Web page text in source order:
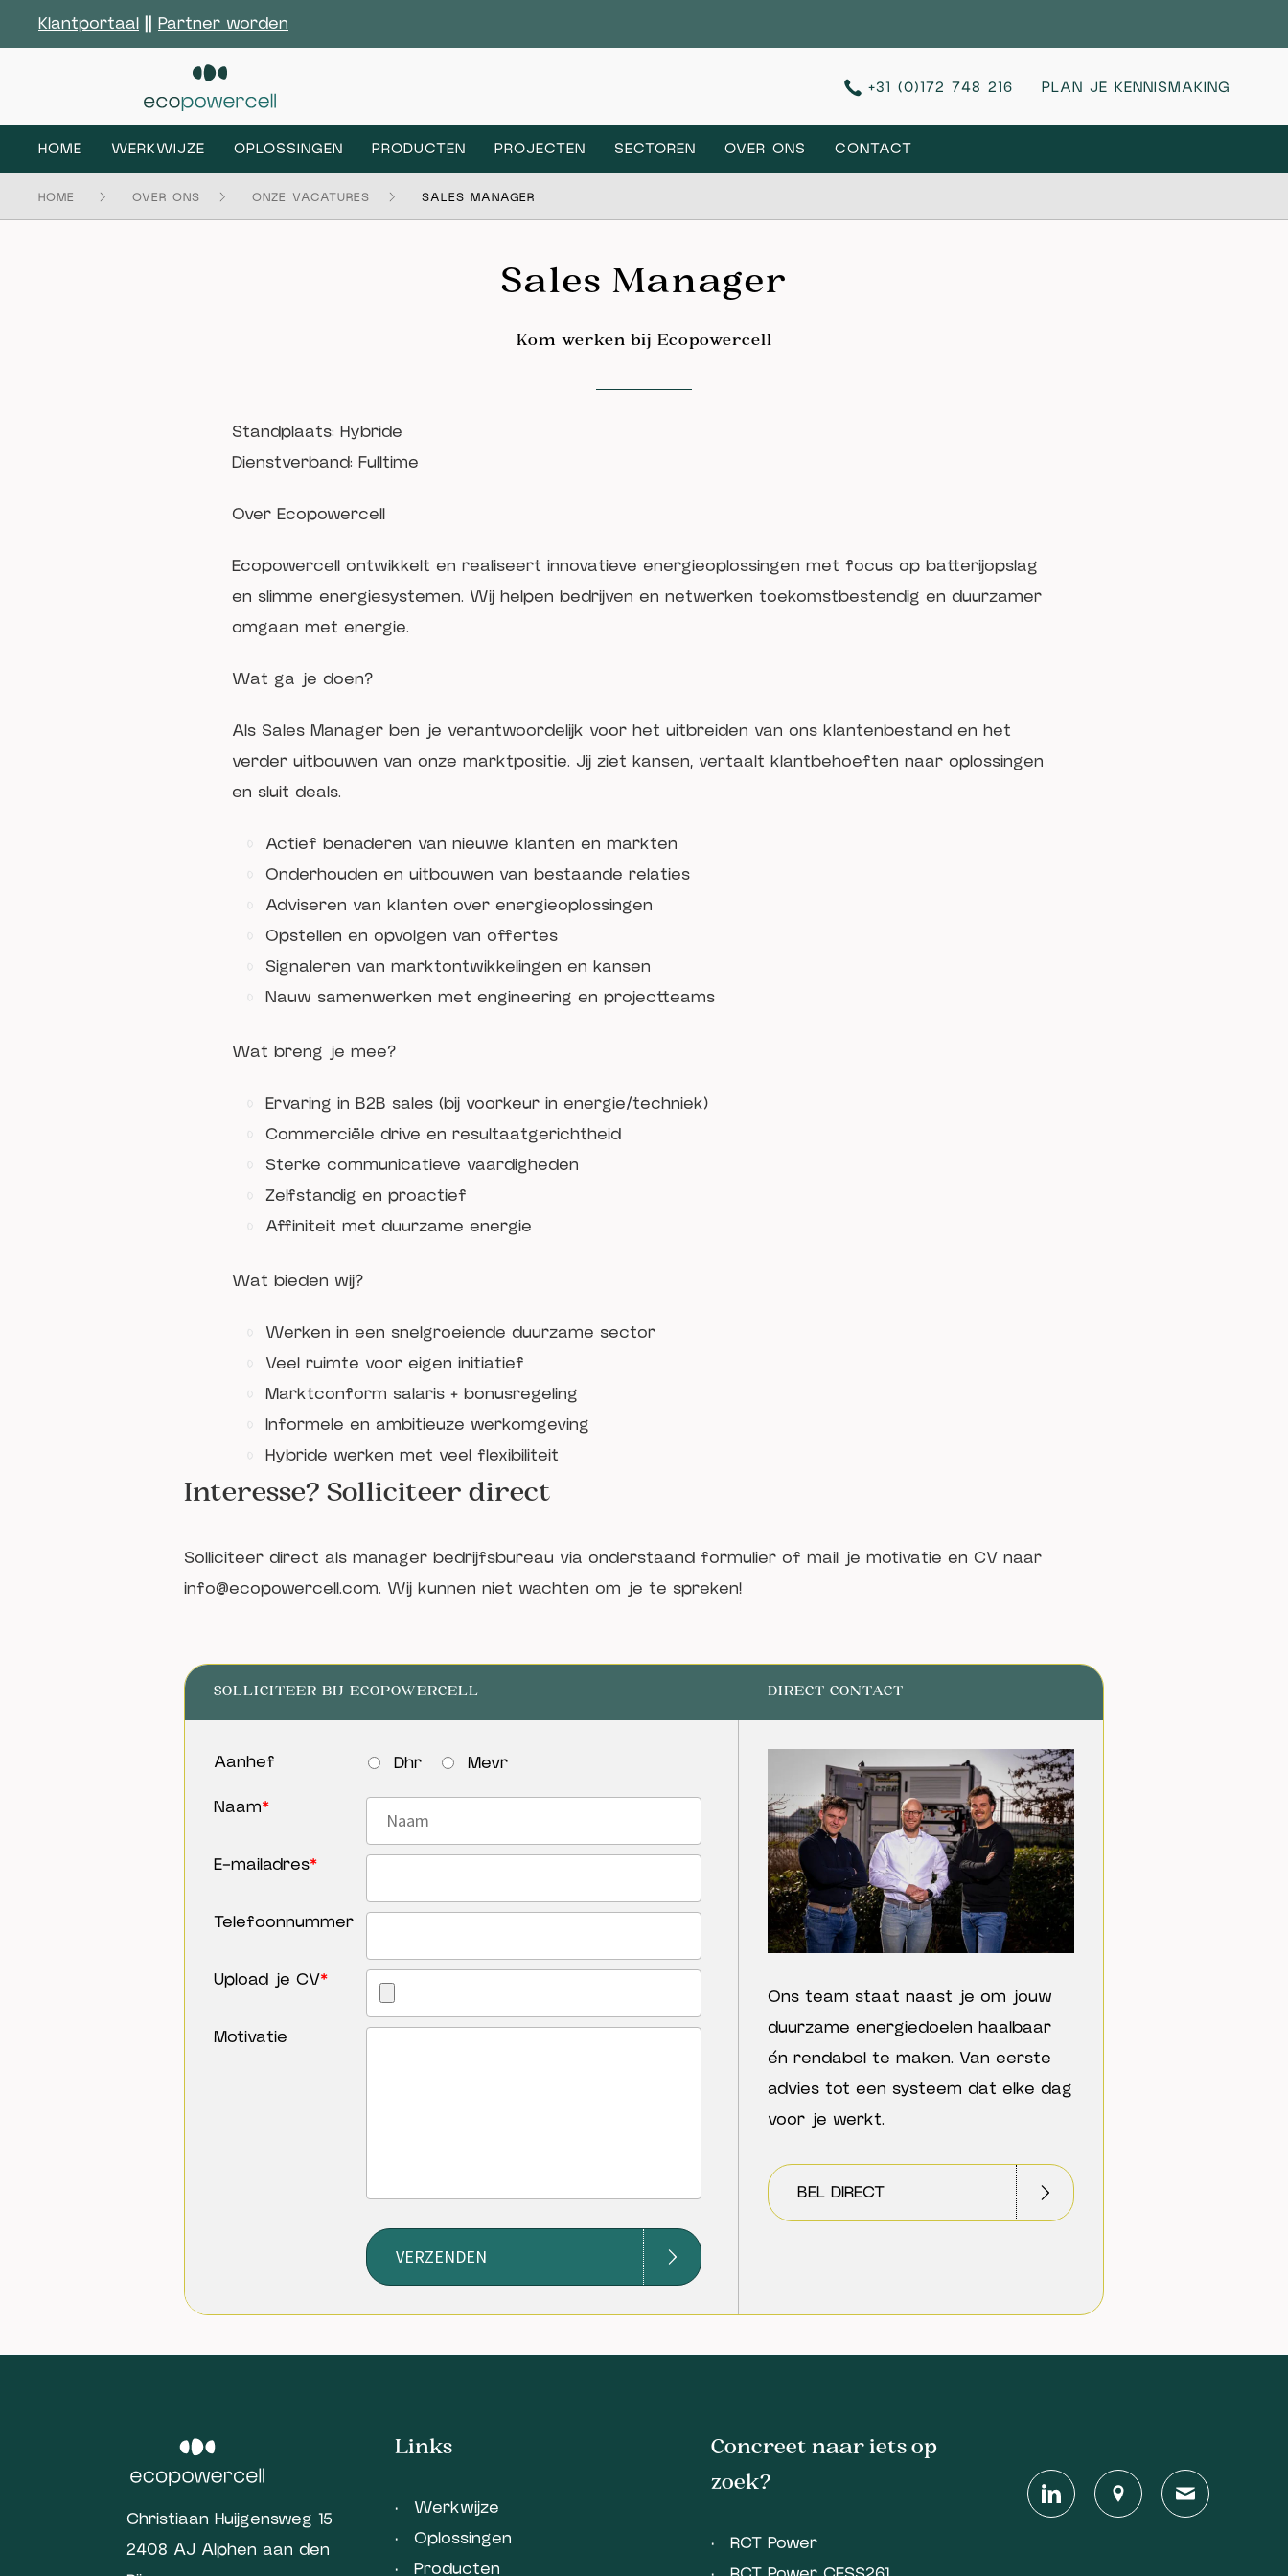
Klantportaal || Partner worden
+31 (0)172 748 216 PLAN JE KENNISMAKING
HOME WERKWIJZE OPLOSSINGEN PRODUCTEN PROJECTEN SECTOREN OVER ONS CONTACT
HOME OVER ONS ONZE VACATURES SALES MANAGER
Sales Manager
Kom werken bij Ecopowercell
Standplaats: Hybride
Dienstverband: Fulltime
Over Ecopowercell
Ecopowercell ontwikkelt en realiseert innovatieve energieoplossingen met focus op batterijopslag
en slimme energiesystemen. Wij helpen bedrijven en netwerken toekomstbestendig en duurzamer
omgaan met energie.
Wat ga je doen?
Als Sales Manager ben je verantwoordelijk voor het uitbreiden van ons klantenbestand en het
verder uitbouwen van onze marktpositie. Jij ziet kansen, vertaalt klantbehoeften naar oplossingen
en sluit deals.
Actief benaderen van nieuwe klanten en markten
Onderhouden en uitbouwen van bestaande relaties
Adviseren van klanten over energieoplossingen
Opstellen en opvolgen van offertes
Signaleren van marktontwikkelingen en kansen
Nauw samenwerken met engineering en projectteams
Wat breng je mee?
Ervaring in B2B sales (bij voorkeur in energie/techniek)
Commerciële drive en resultaatgerichtheid
Sterke communicatieve vaardigheden
Zelfstandig en proactief
Affiniteit met duurzame energie
Wat bieden wij?
Werken in een snelgroeiende duurzame sector
Veel ruimte voor eigen initiatief
Marktconform salaris + bonusregeling
Informele en ambitieuze werkomgeving
Hybride werken met veel flexibiliteit
Interesse? Solliciteer direct
Solliciteer direct als manager bedrijfsbureau via onderstaand formulier of mail je motivatie en CV naar
info@ecopowercell.com. Wij kunnen niet wachten om je te spreken!
SOLLICITEER BIJ ECOPOWERCELL
Aanhef Dhr
Mevr
Naam*
E-mailadres*
Telefoonnummer
Upload je CV*
Motivatie
VERZENDEN
DIRECT CONTACT
Ons team staat naast je om jouw
duurzame energiedoelen haalbaar
én rendabel te maken. Van eerste
advies tot een systeem dat elke dag
voor je werkt.
BEL DIRECT
Christiaan Huijgensweg 15
2408 AJ Alphen aan den
Links
Werkwijze
Oplossingen
Producten
Concreet naar iets op
zoek?
RCT Power